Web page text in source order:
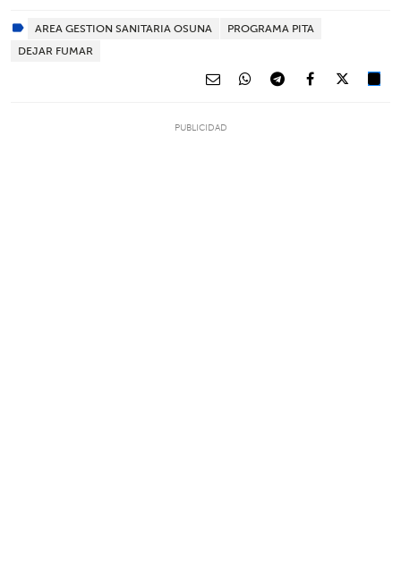
AREA GESTION SANITARIA OSUNA
PROGRAMA PITA
DEJAR FUMAR